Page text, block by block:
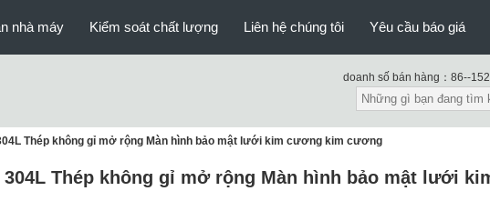
nhà máy Kiểm soát chất lượng Liên hệ chúng tôi Yêu cầu báo giá
doanh số bán hàng： 86--
Thép không gỉ mở rộng Màn hình bảo mật lưới kim cương kim cương
304L Thép không gỉ mở rộng Màn hình bảo mật lưới